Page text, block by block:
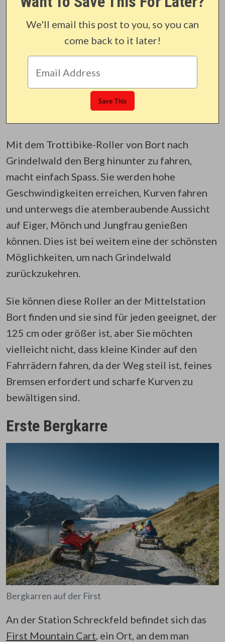
We'll email this post to you, so you can
come back to it later!
Mit dem Trottibike-Roller von Bort nach
Grindelwald den Berg hinunter zu fahren,
macht einfach Spass. Sie werden hohe
Geschwindigkeiten erreichen, Kurven fahren
und unterwegs die atemberaubende Aussicht
auf Eiger, Mönch und Jungfrau genießen
können. Dies ist bei weitem eine der schönsten
Möglichkeiten, um nach Grindelwald
zurückzukehren.
Sie können diese Roller an der Mittelstation
Bort finden und sie sind für jeden geeignet, der
125 cm oder größer ist, aber Sie möchten
vielleicht nicht, dass kleine Kinder auf den
Fahrrädern fahren, da der Weg steil ist, feines
Bremsen erfordert und scharfe Kurven zu
bewältigen sind.
Erste Bergkarre
Bergkarren auf der First
An der Station Schreckfeld befindet sich das
First Mountain Cart , ein Ort, an dem man